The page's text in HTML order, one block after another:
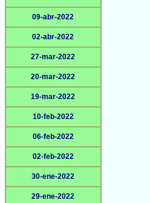
09-abr-2022
02-abr-2022
27-mar-2022
20-mar-2022
19-mar-2022
10-feb-2022
06-feb-2022
02-feb-2022
30-ene-2022
29-ene-2022